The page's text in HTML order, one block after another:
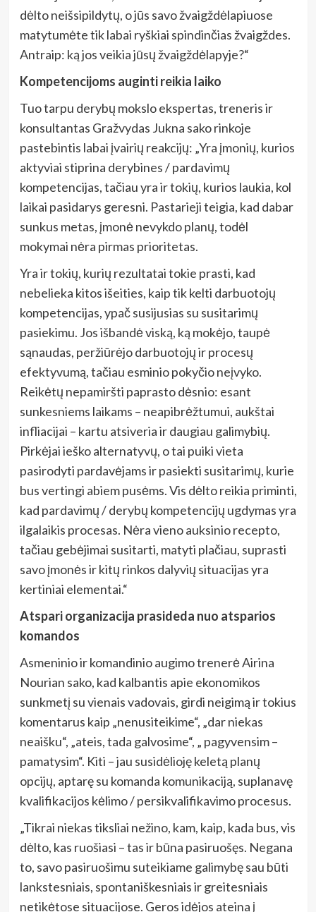
dėlto neišsipildytų, o jūs savo žvaigždėlapiuose
matytumėte tik labai ryškiai spindinčias žvaigždes.
Antraip: ką jos veikia jūsų žvaigždėlapyje?“
Kompetencijoms auginti reikia laiko
Tuo tarpu derybų mokslo ekspertas, treneris ir
konsultantas Gražvydas Jukna sako rinkoje
pastebintis labai įvairių reakcijų: „Yra įmonių, kurios
aktyviai stiprina derybines / pardavimų
kompetencijas, tačiau yra ir tokių, kurios laukia, kol
laikai pasidarys geresni. Pastarieji teigia, kad dabar
sunkus metas, įmonė nevykdo planų, todėl
mokymai nėra pirmas prioritetas.
Yra ir tokių, kurių rezultatai tokie prasti, kad
nebelieka kitos išeities, kaip tik kelti darbuotojų
kompetencijas, ypač susijusias su susitarimų
pasiekimu. Jos išbandė viską, ką mokėjo, taupė
sąnaudas, peržiūrėjo darbuotojų ir procesų
efektyvumą, tačiau esminio pokyčio neįvyko.
Reikėtų nepamiršti paprasto dėsnio: esant
sunkesniems laikams – neapibrėžtumui, aukštai
infliacijai – kartu atsiveria ir daugiau galimybių.
Pirkėjai ieško alternatyvų, o tai puiki vieta
pasirodyti pardavėjams ir pasiekti susitarimų, kurie
bus vertingi abiem pusėms. Vis dėlto reikia priminti,
kad pardavimų / derybų kompetencijų ugdymas yra
ilgalaikis procesas. Nėra vieno auksinio recepto,
tačiau gebėjimai susitarti, matyti plačiau, suprasti
savo įmonės ir kitų rinkos dalyvių situacijas yra
kertiniai elementai.“
Atspari organizacija prasideda nuo atsparios
komandos
Asmeninio ir komandinio augimo trenerė Airina
Nourian sako, kad kalbantis apie ekonomikos
sunkmetį su vienais vadovais, girdi neigimą ir tokius
komentarus kaip „nenusiteikime“, „dar niekas
neaišku“, „ateis, tada galvosime“, „ pagyvensim –
pamatysim“. Kiti – jau susidėlioję keletą planų
opcijų, aptarę su komanda komunikaciją, suplanavę
kvalifikacijos kėlimo / persikvalifikavimo procesus.
„Tikrai niekas tiksliai nežino, kam, kaip, kada bus, vis
dėlto, kas ruošiasi – tas ir būna pasiruošęs. Negana
to, savo pasiruošimu suteikiame galimybę sau būti
lankstesniais, spontaniškesniais ir greitesniais
netikėtose situacijose. Geros idėjos ateina į